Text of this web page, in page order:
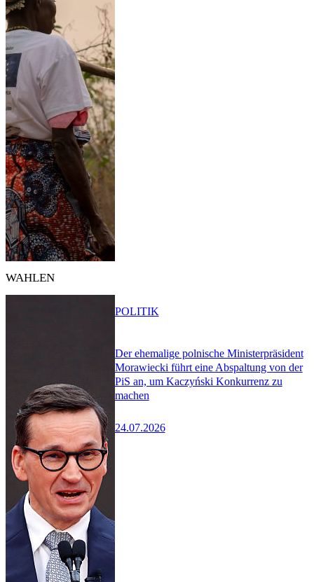
WAHLEN
Der ehemalige polnische Ministerpräsident
Morawiecki führt eine Abspaltung von der
PiS an, um Kaczyński Konkurrenz zu
machen
24.07.2026
POLITIK